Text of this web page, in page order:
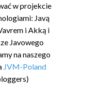
w projekcie
Javą
i Akką i
Javowego
na naszego
JVM-Poland